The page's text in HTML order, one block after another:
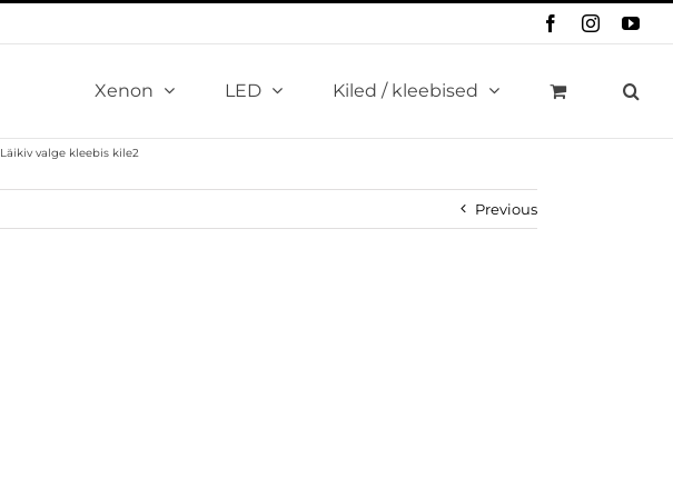
FacebookInstagram
Xenon LED Kiled / kleebised
Läikiv valge kleebis kile2
Previous